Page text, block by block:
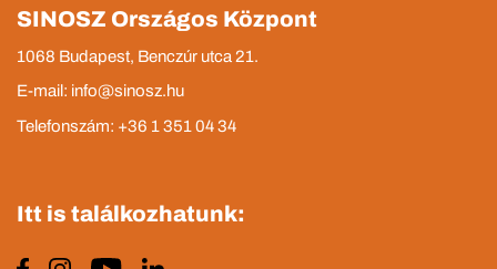
SINOSZ Országos Központ
1068 Budapest, Benczúr utca 21.
E-mail: info@sinosz.hu
Telefonszám: +36 1 351 04 34
Itt is találkozhatunk: